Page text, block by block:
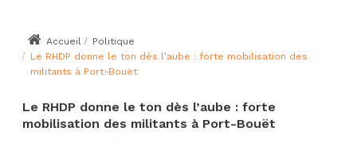
Accueil
Politique
Le RHDP donne le ton dès l’aube : forte mobilisation des
militants à Port-Bouët
Le RHDP donne le ton dès l’aube : forte
mobilisation des militants à Port-Bouët